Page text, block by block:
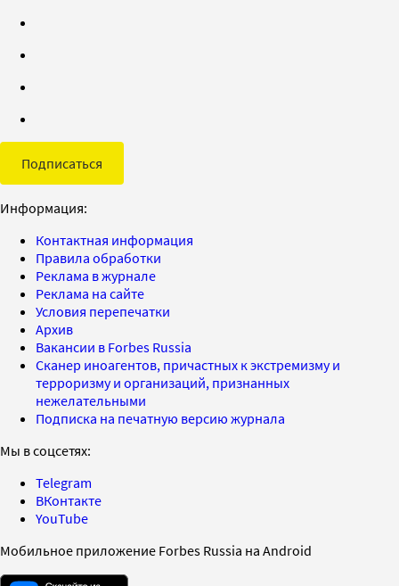
Подписаться
Информация:
Контактная информация
Правила обработки
Реклама в журнале
Реклама на сайте
Условия перепечатки
Архив
Вакансии в Forbes Russia
Сканер иноагентов, причастных к экстремизму и
терроризму и организаций, признанных
нежелательными
Подписка на печатную версию журнала
Мы в соцсетях:
Telegram
ВКонтакте
YouTube
Мобильное приложение Forbes Russia на Android